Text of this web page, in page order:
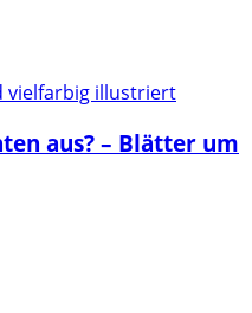
vielfarbig illustriert
aus? – Blätter um